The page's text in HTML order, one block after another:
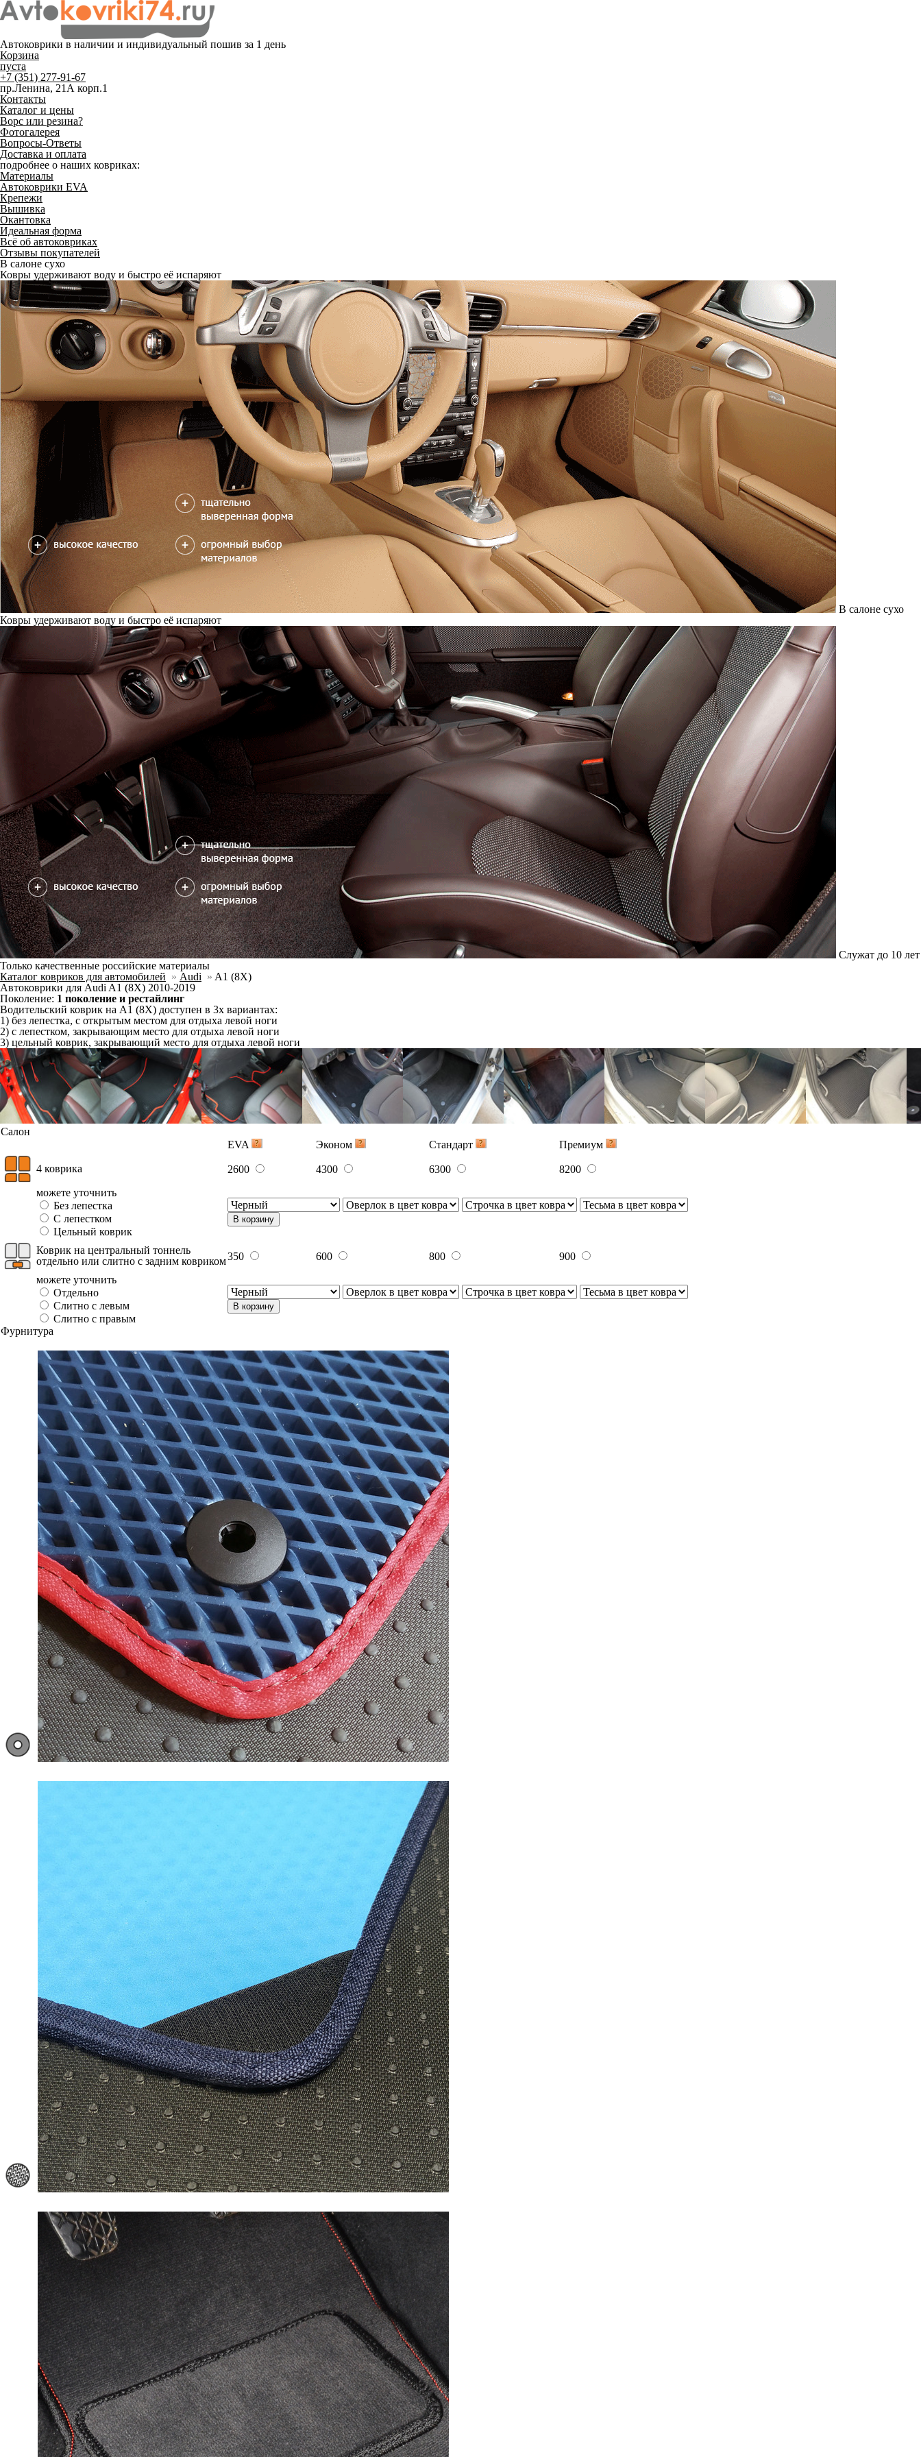
Автоковрики в наличии и индивидуальный пошив за 1 день
Корзина
пуста
+7 (351) 277-91-67
пр.Ленина, 21А корп.1
Контакты
Каталог и цены
Ворс или резина?
Фотогалерея
Вопросы-Ответы
Доставка и оплата
подробнее о наших ковриках:
Материалы
Автоковрики EVA
Крепежи
Вышивка
Окантовка
Идеальная форма
Всё об автоковриках
Отзывы покупателей
Служат до 10 лет
Только качественные российские материалы
Служат до 10 лет
Только качественные российские материалы
Каталог ковриков для автомобилей
» Audi »A1 (8X)
Автоковрики для Audi A1 (8X) 2010-2019
Поколение:
1 поколение и рестайлинг
Водительский коврик на A1 (8X) доступен в 3х вариантах:
1) без лепестка, с открытым местом для отдыха левой ноги
2) с лепестком, закрывающим место для отдыха левой ноги
3) цельный коврик, закрывающий место для отдыха левой ноги
EVA
Эконом Стандарт Премиум
4 коврика 2600 4300
можете уточнить
Без лепестка
С лепестком
Цельный коврик
В корзину
Коврик на центральный тоннель
отдельно или слитно с задним ковриком350 600
900
можете уточнить
Отдельно
Слитно с левым
Слитно с правым
В корзину
Фурнитура